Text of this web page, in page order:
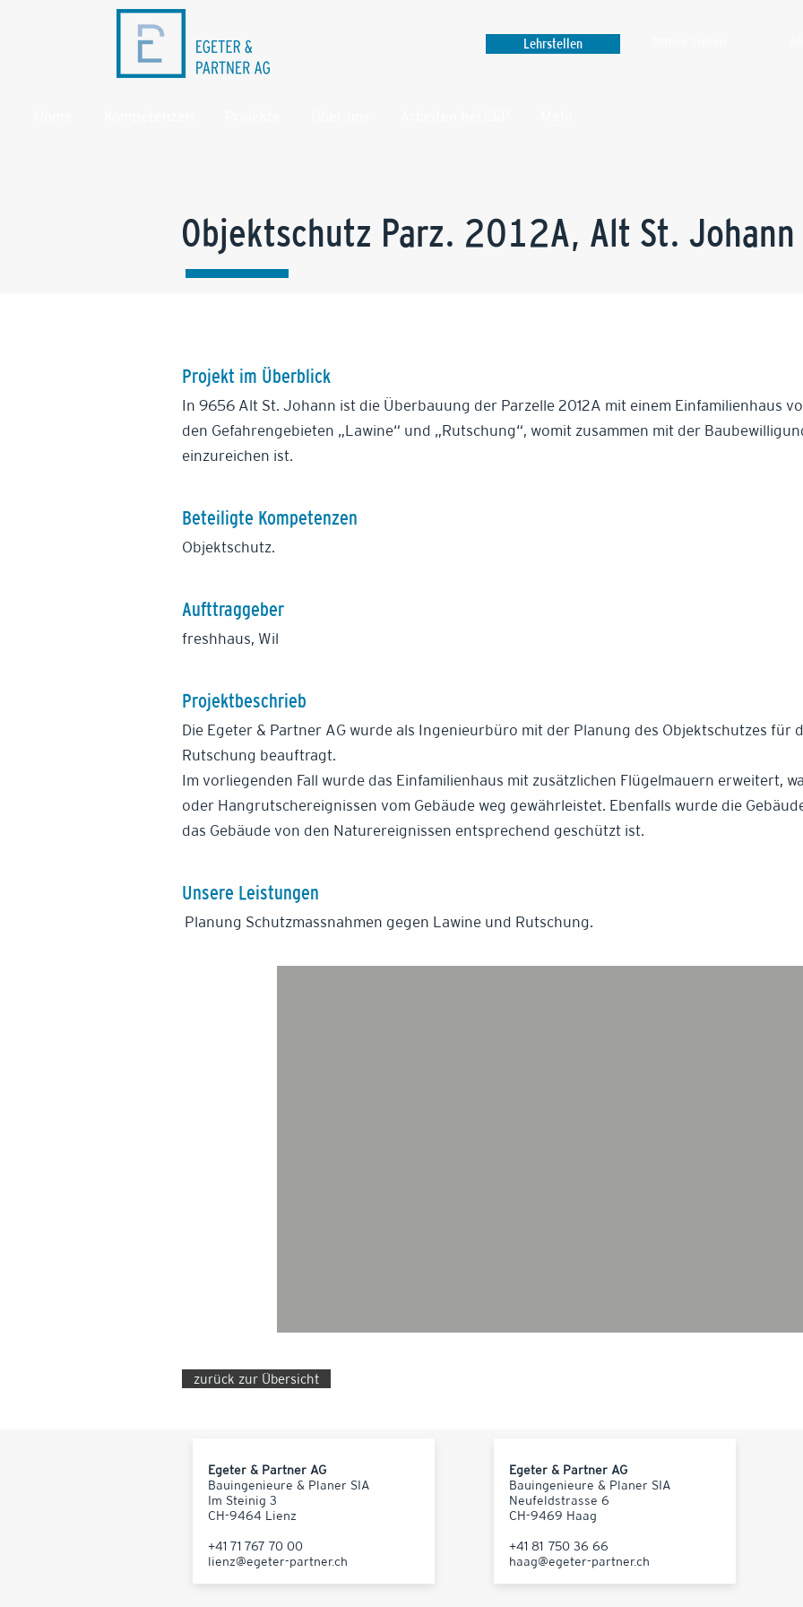
Lehrstellen
Objektschutz Parz. 2012A, Alt St. Johann
Projekt im Überblick
In 9656 Alt St. Johann ist die Überbauung der Parzelle 2012A mit einem Einfamilienhaus
den Gefahrengebieten „Lawine“ und „Rutschung“, womit zusammen mit der
einzureichen ist.
Beteiligte Kompetenzen
Objektschutz.
Aufttraggeber
freshhaus, Wil
Projektbeschrieb
Die Egeter & Partner AG wurde als Ingenieurbüro mit der Planung des Objektschutzes für
Rutschung beauftragt.
Im vorliegenden Fall wurde das Einfamilienhaus mit zusätzlichen Flügelmauern erweitert,
oder Hangrutschereignissen vom Gebäude weg gewährleistet. Ebenfalls wurde die
das Gebäude von den Naturereignissen entsprechend geschützt ist.
Unsere Leistungen
Planung Schutzmassnahmen gegen Lawine und Rutschung.
zurück zur Übersicht
Egeter & Partner AG
Bauingenieure & Planer SIA
Im Steinig 3
CH-9464 Lienz
+41 71 767 70 00
lienz@egeter-partner.ch
Egeter & Partner AG
Bauingenieure & Planer SIA
Neufeldstrasse 6
CH-9469 Haag
+41 81 750 36 66
haag@egeter-partner.ch